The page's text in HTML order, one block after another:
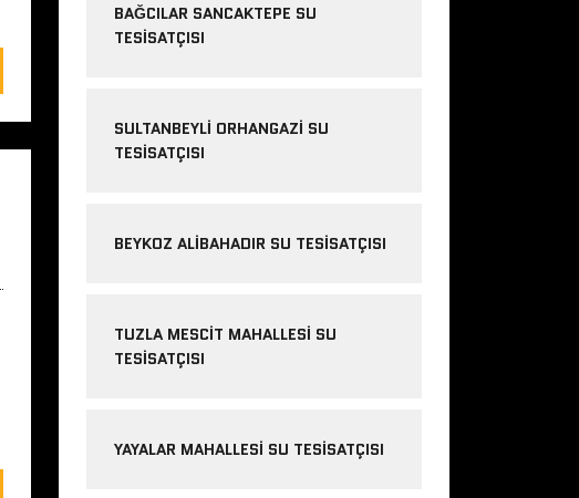
BAĞCILAR SANCAKTEPE SU
TESISATÇISI
SULTANBEYLI ORHANGAZI SU
TESISATÇISI
BEYKOZ ALIBAHADIR SU TESISATÇISI
TUZLA MESCIT MAHALLESI SU
TESISATÇISI
YAYALAR MAHALLESI SU TESISATÇISI